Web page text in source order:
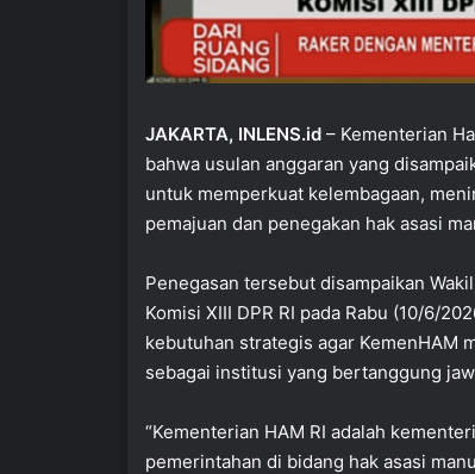
JAKARTA, INLENS.id – Kementerian
bahwa usulan anggaran yang
untuk memperkuat kelembagaan,
pemajuan dan penegakan hak asasi
Penegasan tersebut disampaikan
Komisi XIII DPR RI pada Rabu (10/6/
kebutuhan strategis agar KemenHAM
sebagai institusi yang bertanggung
“Kementerian HAM RI adalah
pemerintahan di bidang hak asasi